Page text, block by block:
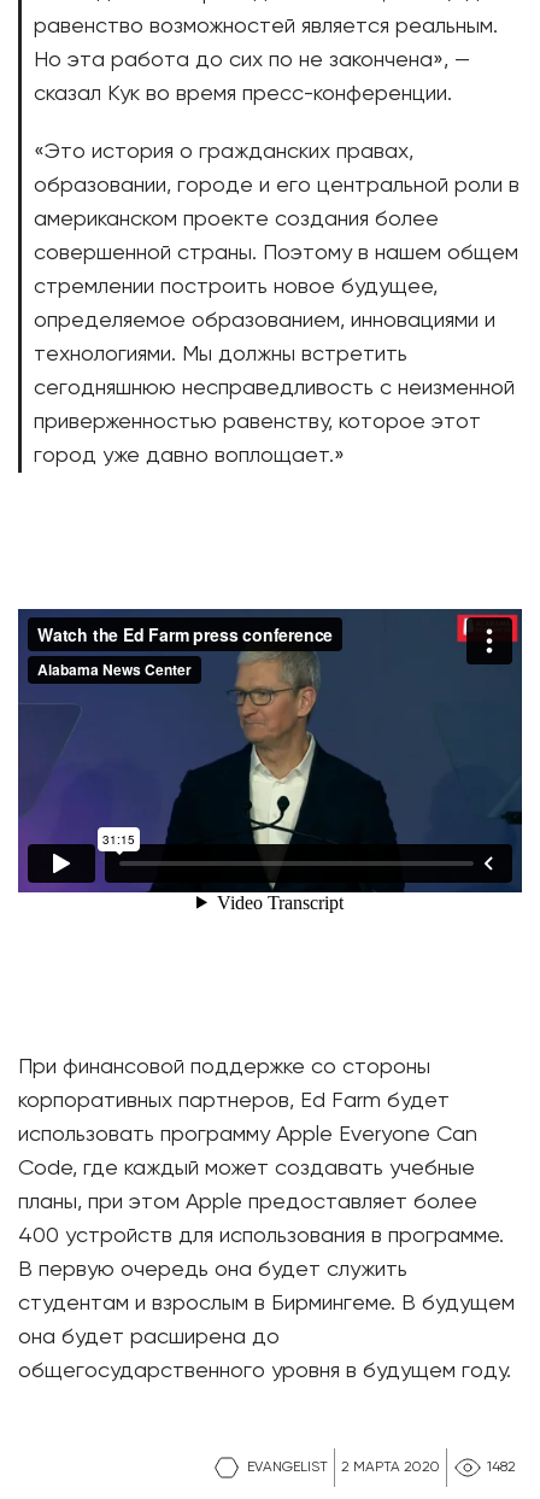
EVANGELIST 2 МАРТА 2020 1482
равенство возможностей является реальным.
Но эта работа до сих по не закончена», —
сказал Кук во время пресс-конференции.
«Это история о гражданских правах,
образовании, городе и его центральной роли в
американском проекте создания более
совершенной страны. Поэтому в нашем общем
стремлении построить новое будущее,
определяемое образованием, инновациями и
технологиями. Мы должны встретить
сегодняшнюю несправедливость с неизменной
приверженностью равенству, которое этот
город уже давно воплощает.»
При финансовой поддержке со стороны
корпоративных партнеров, Ed Farm будет
использовать программу Apple Everyone Can
Code, где каждый может создавать учебные
планы, при этом Apple предоставляет более
400 устройств для использования в программе.
В первую очередь она будет служить
студентам и взрослым в Бирмингеме. В будущем
она будет расширена до
общегосударственного уровня в будущем году.